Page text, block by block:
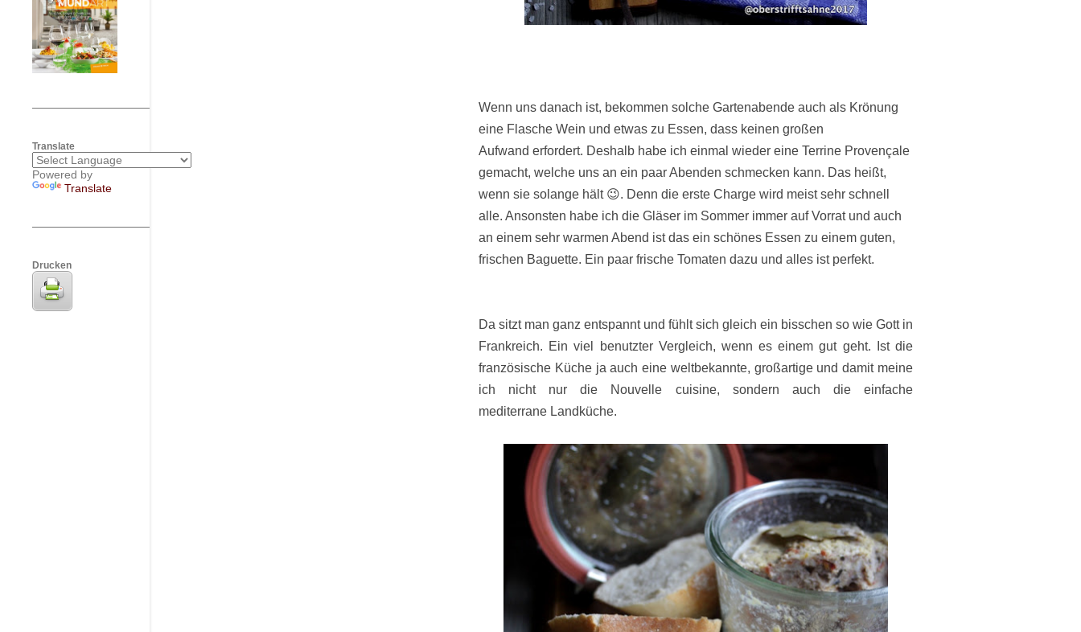
Wenn uns danach ist, bekommen solche Gartenabende auch als Krönung
eine Flasche Wein und etwas zu Essen, dass keinen großen
Aufwand erfordert. Deshalb habe ich einmal wieder eine Terrine Provençale
gemacht, welche uns an ein paar Abenden schmecken kann. Das heißt,
wenn sie solange hält 😉. Denn die erste Charge wird meist sehr schnell
alle. Ansonsten habe ich die Gläser im Sommer immer auf Vorrat und auch
an einem sehr warmen Abend ist das ein schönes Essen zu einem guten,
frischen Baguette. Ein paar frische Tomaten dazu und alles ist perfekt.
Da sitzt man ganz entspannt und fühlt sich gleich ein bisschen so wie Gott in
Frankreich. Ein viel benutzter Vergleich, wenn es einem gut geht. Ist die
französische Küche ja auch eine weltbekannte, großartige und damit meine
ich nicht nur die Nouvelle cuisine, sondern auch die einfache
mediterrane Landküche.
Translate
Powered by
Translate
Drucken